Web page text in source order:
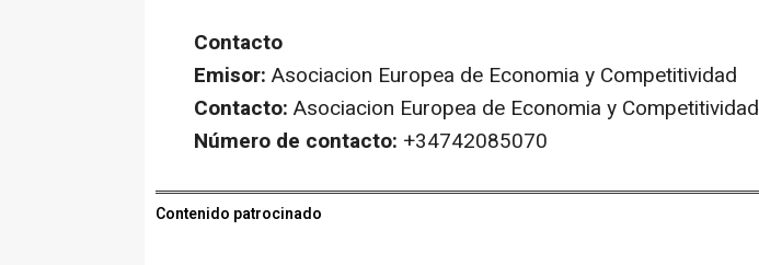
Contacto
Emisor: Asociacion Europea de Economia y Competitividad
Contacto: Asociacion Europea de Economia y Competitividad
Número de contacto: +34742085070
Contenido patrocinado